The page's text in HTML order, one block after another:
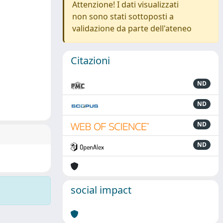
Attenzione! I dati visualizzati
non sono stati sottoposti a
validazione da parte dell'ateneo
Citazioni
ND
ND
ND
ND
social impact